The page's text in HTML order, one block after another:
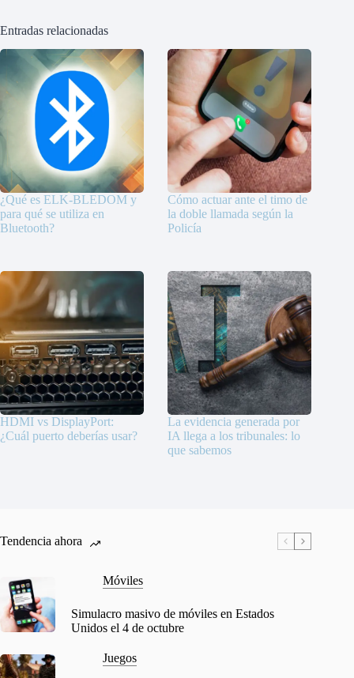
Entradas relacionadas
¿Qué es ELK-BLEDOM y
para qué se utiliza en
Bluetooth?
Cómo actuar ante el timo de
la doble llamada según la
Policía
HDMI vs DisplayPort:
¿Cuál puerto deberías usar?
La evidencia generada por
IA llega a los tribunales: lo
que sabemos
Tendencia ahora
Móviles
Simulacro masivo de móviles en Estados
Unidos el 4 de octubre
Juegos